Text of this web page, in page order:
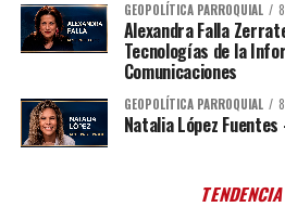
GEOPOLÍTICA PARROQUIAL
Alexandra Falla
Tecnologías de la
Comunicaciones
GEOPOLÍTICA PARROQUIAL
Natalia López
TENDENCIA